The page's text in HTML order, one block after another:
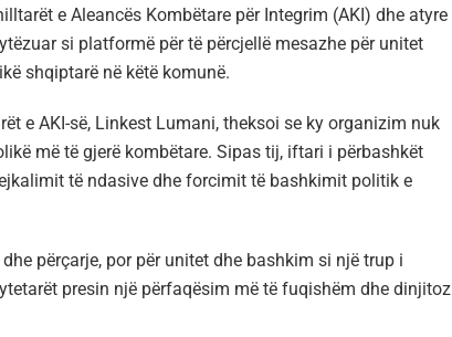
e Aleancës Kombëtare për Integrim (AKI) dhe atyre
si platformë për të përcjellë mesazhe për unitet
shqiptarë në këtë komunë.
e AKI-së, Linkest Lumani, theksoi se ky organizim nuk
më të gjerë kombëtare. Sipas tij, iftari i përbashkët
të ndasive dhe forcimit të bashkimit politik e
përçarje, por për unitet dhe bashkim si një trup i
presin një përfaqësim më të fuqishëm dhe dinjitoz